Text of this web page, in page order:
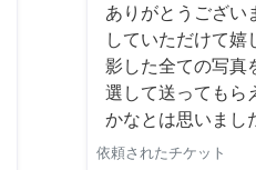
ありがとうござい
していただけて嬉
影した全ての写真
選して送ってもら
かなとは思いまし
依頼されたチケット